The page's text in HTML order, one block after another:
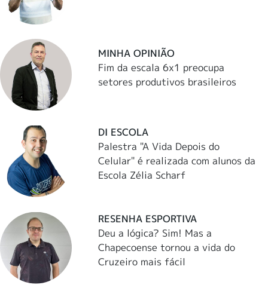
MINHA OPINIÃO
Fim da escala 6x1 preocupa
setores produtivos brasileiros
DI ESCOLA
Palestra "A Vida Depois do
Celular" é realizada com alunos da
Escola Zélia Scharf
RESENHA ESPORTIVA
Deu a lógica? Sim! Mas a
Chapecoense tornou a vida do
Cruzeiro mais fácil